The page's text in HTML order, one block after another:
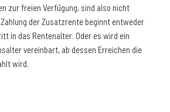
zur freien Verfügung, sind also nicht
der Zusatzrente beginnt entweder
in das Rentenalter. Oder es wird ein
vereinbart, ab dessen Erreichen die
wird.